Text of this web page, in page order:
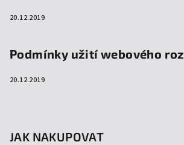
20.12.2019
Podmínky užití webového
20.12.2019
JAK NAKUPOVAT